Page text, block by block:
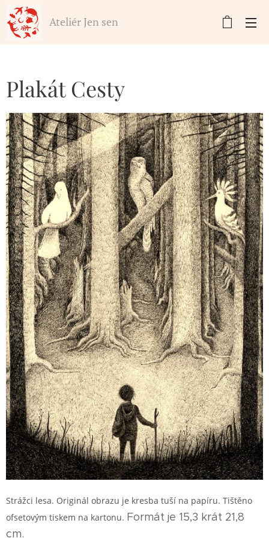
Ateliér Jen sen
Plakát Cesty
Strážci lesa. Originál obrazu je kresba tuší na papíru. Tištěno
ofsetovým tiskem na kartonu. Formát je 15,3 krát 21,8
cm.